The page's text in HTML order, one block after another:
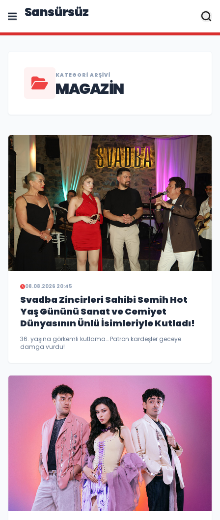
Sansürsüz
KATEGORI ARŞIVI
MAGAZIN
08.08.2026 20:45
Svadba Zincirleri Sahibi Semih Hot
Yaş Gününü Sanat ve Cemiyet
Dünyasının Ünlü İsimleriyle Kutladı!
36.⁠ ⁠yaşına görkemli kutlama… Patron kardeşler geceye
damga vurdu!